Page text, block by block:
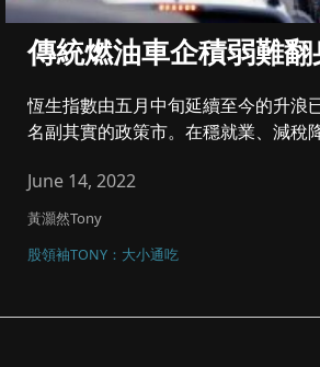
傳統燃油車企積弱難翻
恆生指數由五月中旬延續至今的升浪
名副其實的政策市。在穩就業、減稅
June 14, 2022
黃灝然Tony
股領袖TONY：大小通吃